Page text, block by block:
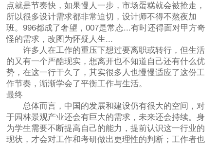
点就是节奏快，如果慢人一步，市场蛋糕就会被抢走，
所以很多设计需求都非常迫切，设计师不得不熬夜加
班。996都成了奢望，007是常态...有时还得面对甲方奇
怪的需求，改图为怀疑人生...
许多人在工作的重压下想过要离职或转行，但生活
的又有一个严酷现实，想离开也不知道自己还有什么优
势，在这一行干久了，其实很多人也慢慢适应了这份工
作节奏，渐渐学会了平衡工作与生活。
最终
总体而言，中国的发展和建设仍有很大的空间，对
于园林景观产业还会有巨大的需求，未来还会持续。身
为学生需要不断提高自己的能力，提前认识这一行业的
现状，才会对工作和考研做出更理性的判断；工作者也